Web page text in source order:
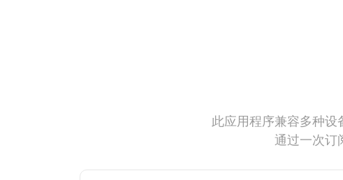
此应用程序兼容多种设
通过一次订